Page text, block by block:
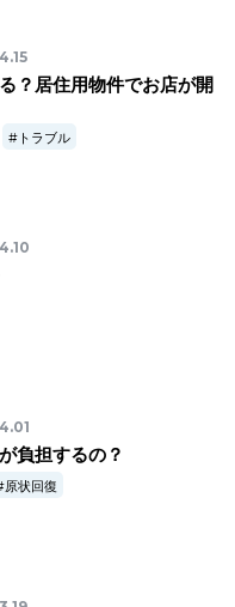
？居住用物件でお店が開
トラブル
負担するの？
原状回復